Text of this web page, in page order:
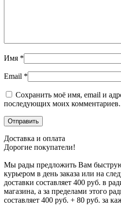
Имя *
Email *
Сохранить моё имя, email и
последующих моих комментариев.
Доставка и оплата
Дорогие покупатели!
Мы рады предложить Вам
курьером в день заказа или на
доставки составляет 400 руб. в
магазина, а за пределами этого
составляет 400 руб. + 80 руб. за